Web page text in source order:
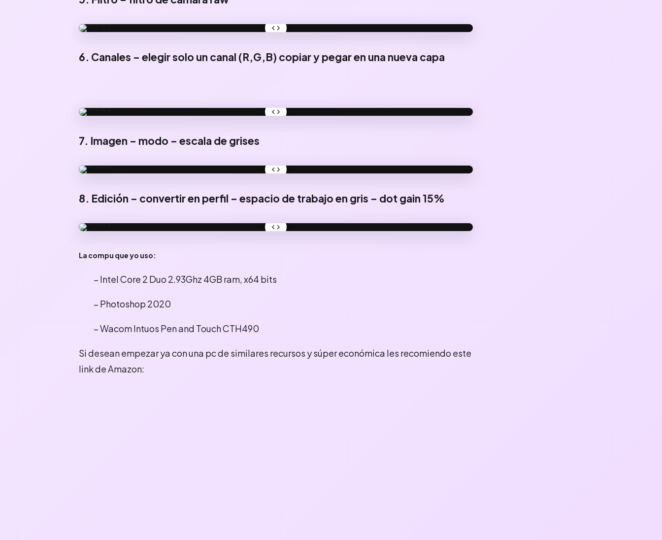
6. Canales – elegir solo un canal (R,G,B) copiar y pegar en una nueva capa
7. Imagen – modo – escala de grises
8. Edición – convertir en perfil – espacio de trabajo en gris – dot gain 15%
La compu que yo uso:
– Intel Core 2 Duo 2.93Ghz 4GB ram, x64 bits
– Photoshop 2020
– Wacom Intuos Pen and Touch CTH490
Si desean empezar ya con una pc de similares recursos y súper económica les recomiendo este
link de Amazon: